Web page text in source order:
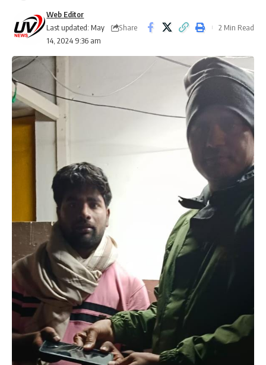
Last updated: May
14, 2024 9:36 am
Web Editor
Share
2 Min Read